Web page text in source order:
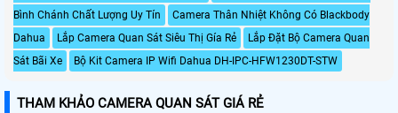
Bình Chánh Chất Lượng Uy Tín
Camera Thân Nhiệt Không Có Blackbody
Dahua
Lắp Camera Quan Sát Siêu Thị Gía Rẻ
Lắp Đặt Bộ Camera Quan
Sát Bãi Xe
Bộ Kit Camera IP Wifi Dahua DH-IPC-HFW1230DT-STW
THAM KHẢO CAMERA QUAN SÁT GIÁ RẺ